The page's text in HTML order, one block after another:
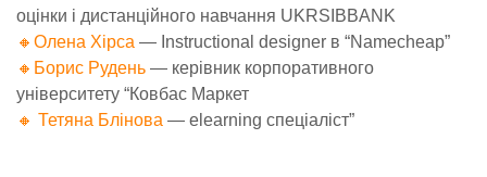
оцінки і дистанційного навчання UKRSIBBANK
🔸 Олена Хірса — Instructional designer в “Namecheap”
🔸 Борис Рудень — керівник корпоративного
університету “Ковбас Маркет
🔸 Тетяна Блінова — elearning спеціаліст”